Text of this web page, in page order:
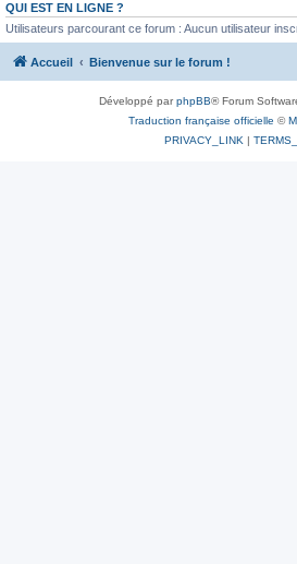
QUI EST EN LIGNE ?
Utilisateurs parcourant ce forum : Aucun utilisateur
Accueil Bienvenue sur le forum !
Développé parphpBB® Forum
Traduction française officielle ©
PRIVACY_LINK |